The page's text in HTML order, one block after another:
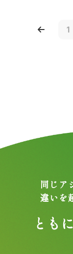
1
同じア
違いを
とも